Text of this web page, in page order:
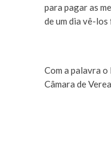
para pagar as
de um dia vê-
Com a palavra
Câmara de